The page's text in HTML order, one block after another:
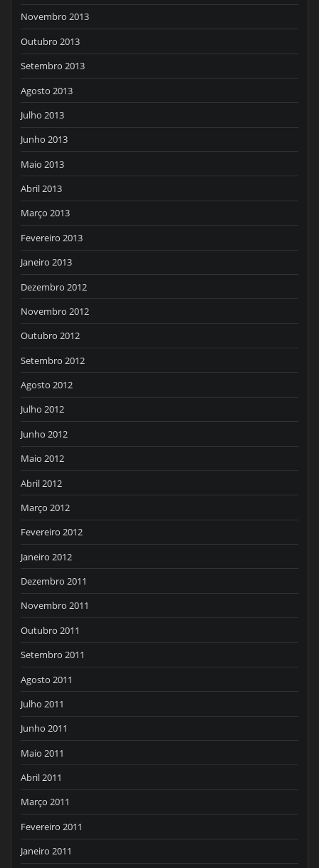
Novembro 2013
Outubro 2013
Setembro 2013
Agosto 2013
Julho 2013
Junho 2013
Maio 2013
Abril 2013
Março 2013
Fevereiro 2013
Janeiro 2013
Dezembro 2012
Novembro 2012
Outubro 2012
Setembro 2012
Agosto 2012
Julho 2012
Junho 2012
Maio 2012
Abril 2012
Março 2012
Fevereiro 2012
Janeiro 2012
Dezembro 2011
Novembro 2011
Outubro 2011
Setembro 2011
Agosto 2011
Julho 2011
Junho 2011
Maio 2011
Abril 2011
Março 2011
Fevereiro 2011
Janeiro 2011